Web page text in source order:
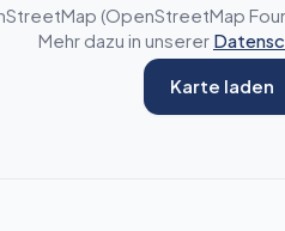
(OpenStreetMap
Mehr dazu in unserer
Karte laden